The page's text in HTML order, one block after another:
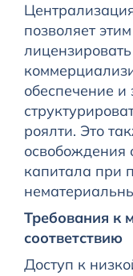
позволяет
обеспечение
роялти. Это
освобождения
капитала при
Требования к
соответствию
Доступ к